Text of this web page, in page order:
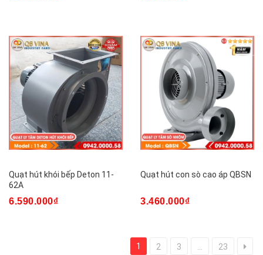
Quạt hút khói bếp Deton 11-
62A
6.590.000₫
Quạt hút con sò cao áp QBSN
3.460.000₫
1 2 3 23